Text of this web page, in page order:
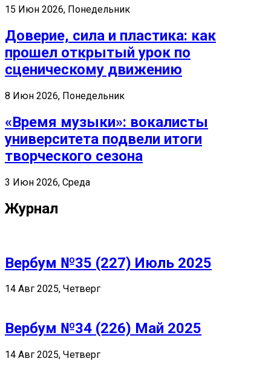
15 Июн 2026, Понедельник
Доверие, сила и пластика: как
прошел открытый урок по
сценическому движению
8 Июн 2026, Понедельник
«Время музыки»: вокалисты
университета подвели итоги
творческого сезона
3 Июн 2026, Среда
Журнал
Вербум №35 (227) Июль 2025
14 Авг 2025, Четверг
Вербум №34 (226) Май 2025
14 Авг 2025, Четверг